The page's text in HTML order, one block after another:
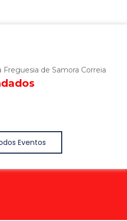
de Samora Correia
Eventos